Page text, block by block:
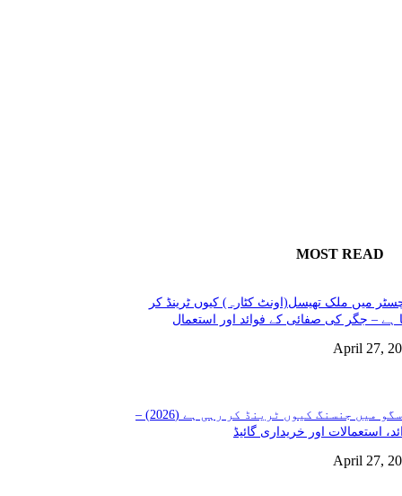
MOST READ
میں ملک تھیسل(اونٹ کٹارہ) کیوں ٹرینڈ کر
ہے – جگر کی صفائی کے فوائد اور استعمال
April 27,
گلاسگو میں جنسنگ کیوں ٹرینڈ کر رہی ہے (2026) –
استعمالات اور خریداری گائیڈ
April 27,